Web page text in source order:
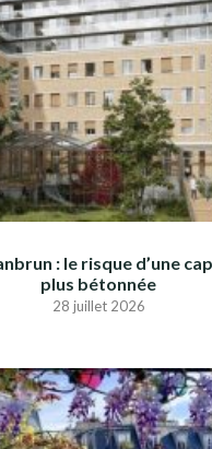
: le risque d’une
plus bétonnée
28 juillet 2026